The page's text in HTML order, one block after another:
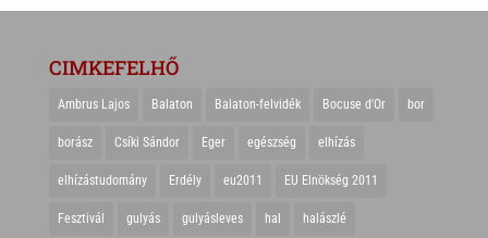
CIMKEFELHŐ
Ambrus Lajos Balaton Balaton-felvidék Bocuse d'Or bor
borász Csíki Sándor Eger egészség elhízás
elhízástudomány Erdély eu2011 EU Elnökség 2011
Fesztivál gulyás gulyásleves hal halászlé